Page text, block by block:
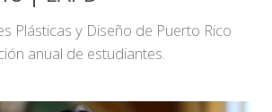
Plásticas y Diseño de Puerto Rico
anual de estudiantes.